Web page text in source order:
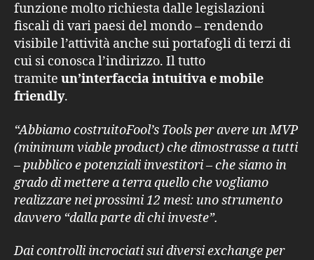
funzione molto richiesta dalle legislazioni
fiscali di vari paesi del mondo – rendendo
visibile l’attività anche sui portafogli di terzi di
cui si conosca l’indirizzo. Il tutto
tramite un’interfaccia intuitiva e mobile
friendly.
“Abbiamo costruitoFool’s Tools per avere un MVP
(minimum viable product) che dimostrasse a tutti
– pubblico e potenziali investitori – che siamo in
grado di mettere a terra quello che vogliamo
realizzare nei prossimi 12 mesi: uno strumento
davvero “dalla parte di chi investe”.
Dai controlli incrociati sui diversi exchange per